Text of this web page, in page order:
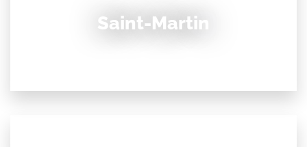
Saint-Martin